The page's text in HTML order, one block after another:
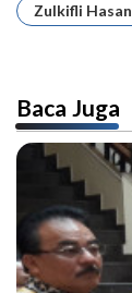
Zulkifli Hasan
Baca Juga